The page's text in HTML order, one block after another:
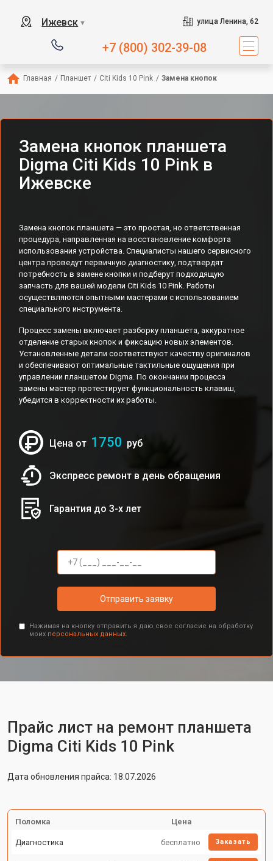
Ижевск ▼ улица Ленина, 62
+7 (800) 302-39-08
Главная / Планшет / Citi Kids 10 Pink / Замена кнопок
Замена кнопок планшета
Digma Citi Kids 10 Pink в
Ижевске
Замена кнопок планшета — это простая, но ответственная
процедура, направленная на восстановление комфорта
использования устройства. Специалисты нашего сервисного
центра проведут первичную диагностику, подтвердят
потребность в замене кнопки и подберут подходящую
запчасть для вашей модели Citi Kids 10 Pink. Работы
осуществляются опытными мастерами с использованием
специального инструмента.
Процесс замены включает разборку планшета, аккуратное
отделение старых кнопок и фиксацию новых элементов.
Установленные детали соответствуют качеству оригиналов
и обеспечивают оптимальные тактильные ощущения при
управлении планшетом Digma. По окончании процесса
замены мастер протестирует функциональность клавиш,
убедится в корректности их работы.
Цена от 1750 руб
Экспресс ремонт в день обращения
Гарантия до 3-х лет
Отправить заявку
Нажимая на кнопку отправить я даю свое согласие на обработку
моих персональных данных.
Прайс лист на ремонт планшета
Digma Citi Kids 10 Pink
Дата обновления прайса: 18.07.2026
Поломка Цена
Диагностика бесплатно Заказать